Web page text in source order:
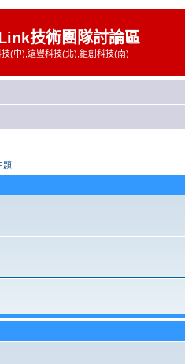
技術團隊討論區
(中),遠豐科技(北),鉅創科技(南)
題